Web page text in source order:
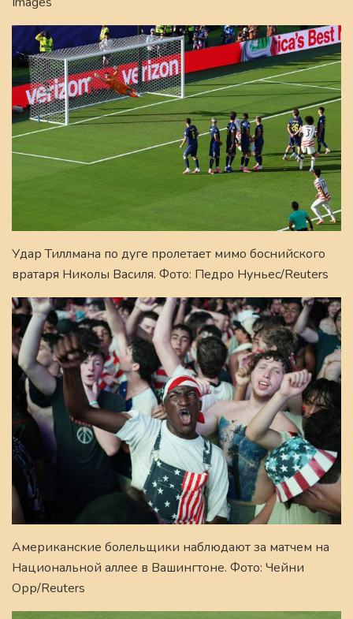
Удар Тиллмана по дуге пролетает мимо боснийского
вратаря Николы Василя. Фото: Педро Нуньес/Reuters
Американские болельщики наблюдают за матчем на
Национальной аллее в Вашингтоне. Фото: Чейни
Орр/Reuters